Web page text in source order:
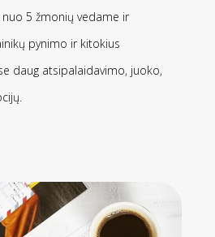
5 žmonių vedame ir
pynimo ir kitokius
daug atsipalaidavimo, juoko,